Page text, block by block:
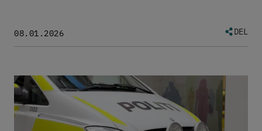
08.01.2026 DEL
Bilde